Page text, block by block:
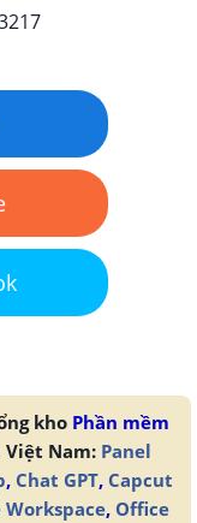
kho Phần mềm
Nam: Panel
, Chat GPT, Capcut
Workspace, Office